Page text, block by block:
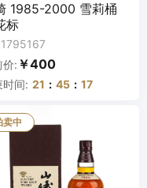
1985-2000 雪莉桶
标
价: ￥400
时间: 21 : 45 : 16
卖中